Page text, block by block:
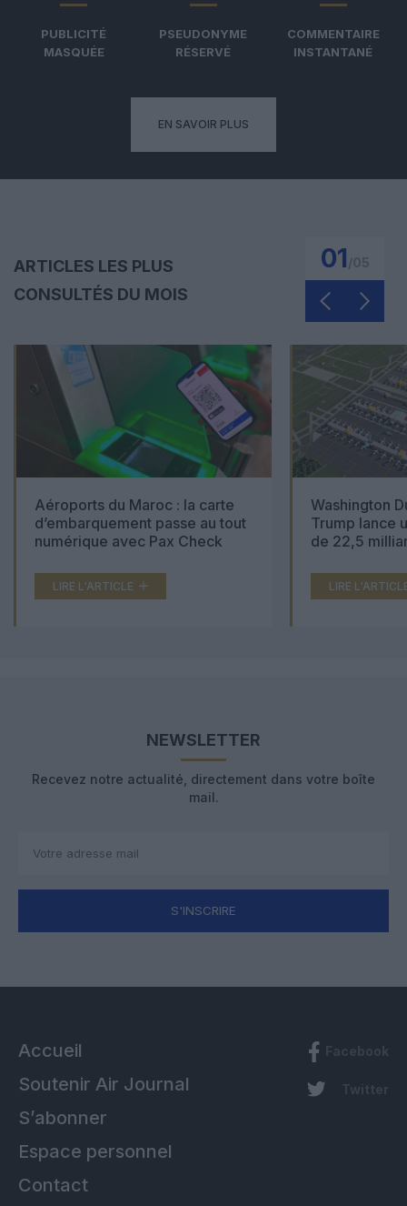
PUBLICITÉ
MASQUÉE
PSEUDONYME
RÉSERVÉ
COMMENTAIRE
INSTANTANÉ
EN SAVOIR PLUS
ARTICLES LES PLUS
CONSULTÉS DU MOIS
01
Aéroports du Maroc : la carte
d’embarquement passe au tout
numérique avec Pax Check
LIRE L'ARTICLE
Washington
Trump lance
de 22,5
LIRE
NEWSLETTER
Recevez notre actualité, directement dans votre boîte
mail.
S'INSCRIRE
Accueil
Soutenir Air Journal
S’abonner
Espace personnel
Contact